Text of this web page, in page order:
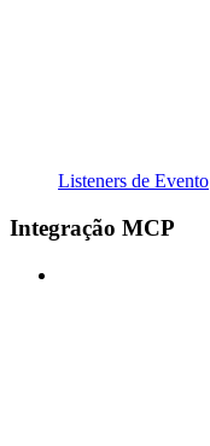
Listeners de Evento
Integração MCP